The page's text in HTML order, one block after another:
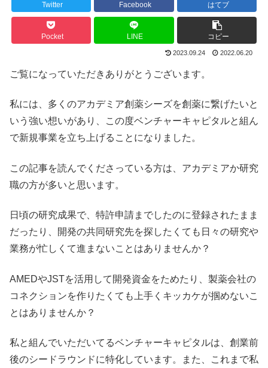
Twitter Facebook はてブ
Pocket LINE コピー
2023.09.24 2022.06.20
ご覧になっていただきありがとうございます。
私には、多くのアカデミア創薬シーズを創薬に繋げたいと
いう強い想いがあり、この度ベンチャーキャピタルと組ん
で新規事業を立ち上げることになりました。
この記事を読んでくださっている方は、アカデミアか研究
職の方が多いと思います。
日頃の研究成果で、特許申請までしたのに登録されたまま
だったり、開発の共同研究先を探したくても日々の研究や
業務が忙しくて進まないことはありませんか？
AMEDやJSTを活用して開発資金をためたり、製薬会社の
コネクションを作りたくても上手くキッカケが掴めないこ
とはありませんか？
私と組んでいただいてるベンチャーキャピタルは、創業前
後のシードラウンドに特化しています。また、これまで私